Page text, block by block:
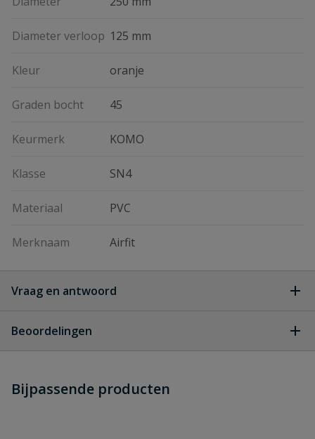
Diameter verloop 125 mm
Kleur oranje
Graden bocht 45
Keurmerk KOMO
Klasse SN4
Materiaal PVC
Merknaam Airfit
Vraag en antwoord
dit product?
Beoordelingen
Schrijf zelf een beoordeling
Bijpassende producten